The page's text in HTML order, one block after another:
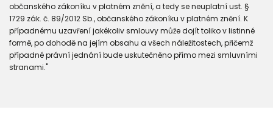
občanského zákoníku v platném znění, a tedy se neuplatní ust. §
1729 zák. č. 89/2012 Sb., občanského zákoníku v platném znění. K
případnému uzavření jakékoliv smlouvy může dojít toliko v listinné
formě, po dohodě na jejím obsahu a všech náležitostech, přičemž
případné právní jednání bude uskutečněno přímo mezi smluvními
stranami."